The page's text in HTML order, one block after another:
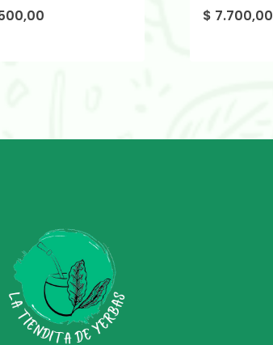
$ 7.700,00